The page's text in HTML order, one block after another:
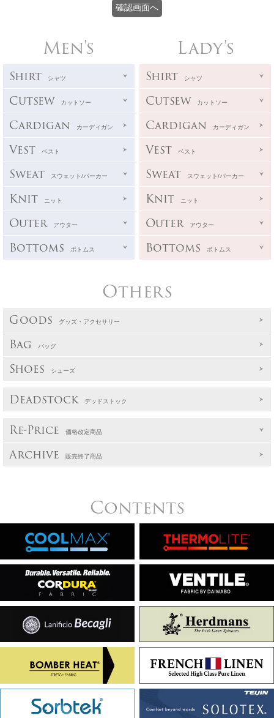
Men's
Shirt シャツ
Cutsew カットソー
Cardigan カーディガン
Vest ベスト
Sweat スウェット/パーカー
Knit ニット
Outer アウター
Bottoms ボトムス
Lady's
Shirt シャツ
Cutsew カットソー
Cardigan カーディガン
Vest ベスト
Sweat スウェット/パーカー
Knit ニット
Outer アウター
Bottoms ボトムス
Others
Goods グッズ・アクセサリー
Bag バッグ
Shoes シューズ
Deadstock デッドストック
Re-Price 価格改定商品
Archive 販売終了商品
Contents